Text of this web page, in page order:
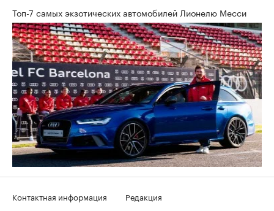
Топ-7 самых экзотических автомобилей Лионелю Месси
Контактная информация
Редакция